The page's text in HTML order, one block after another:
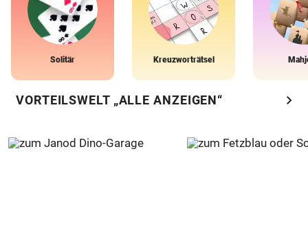
Solitär Kreuzworträtsel
VORTEILSWELT „ALLE ANZEIGEN“ chevron_right